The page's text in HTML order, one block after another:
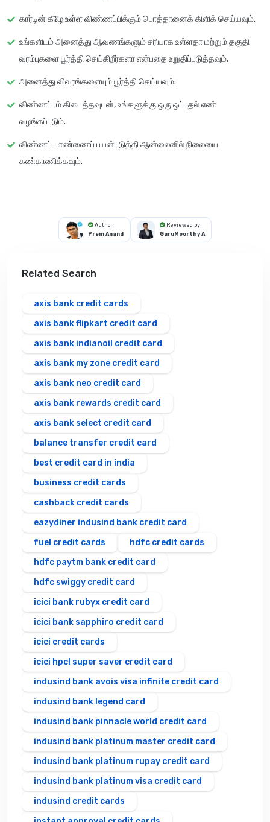
கார்டின் கீழே உள்ள விண்ணப்பிக்கும் பொத்தானைக் கிளிக் செய்யவும்.
உங்களிடம் அனைத்து ஆவணங்களும் சரியாக உள்ளதா மற்றும் தகுதி
வரம்புகளை பூர்த்தி செய்கிறீர்களா என்பதை உறுதிப்படுத்தவும்.
அனைத்து விவரங்களையும் பூர்த்தி செய்யவும்.
விண்ணப்பம் கிடைத்தவுடன், உங்களுக்கு ஒரு ஒப்புதல் எண்
வழங்கப்படும்.
விண்ணப்ப எண்ணைப் பயன்படுத்தி ஆன்லைனில் நிலையை
கண்காணிக்கவும்.
Author
Prem Anand
Reviewed by
GuruMoorthy A
Related Search
axis bank credit cards
axis bank flipkart credit card
axis bank indianoil credit card
axis bank my zone credit card
axis bank neo credit card
axis bank rewards credit card
axis bank select credit card
balance transfer credit card
best credit card in india
business credit cards
cashback credit cards
eazydiner indusind bank credit card
fuel credit cards
hdfc credit cards
hdfc paytm bank credit card
hdfc swiggy credit card
icici bank rubyx credit card
icici bank sapphiro credit card
icici credit cards
icici hpcl super saver credit card
indusind bank avois visa infinite credit card
indusind bank legend card
indusind bank pinnacle world credit card
indusind bank platinum master credit card
indusind bank platinum rupay credit card
indusind bank platinum visa credit card
indusind credit cards